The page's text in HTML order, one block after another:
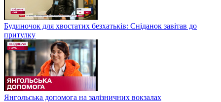
Будиночок для хвостатих безхатьків: Сніданок завітав до
притулку
Янгольська допомога на залізничних вокзалах